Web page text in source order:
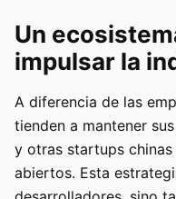
Un
impulsar la
A diferencia de las
tienden a mantener
y otras startups
abiertos. Esta